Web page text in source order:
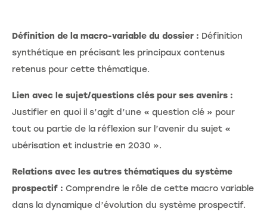
Définition de la macro-variable du dossier : Définition
synthétique en précisant les principaux contenus
retenus pour cette thématique.
Lien avec le sujet/questions clés pour ses avenirs :
Justifier en quoi il s’agit d’une « question clé » pour
tout ou partie de la réflexion sur l’avenir du sujet «
ubérisation et industrie en 2030 ».
Relations avec les autres thématiques du système
prospectif : Comprendre le rôle de cette macro variable
dans la dynamique d’évolution du système prospectif.